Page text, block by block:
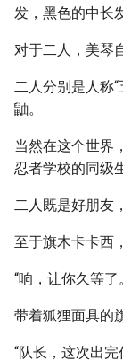
发，黑色的中长
对于二人，美琴
二人分别是人称
鼬。
当然在这个世界
忍者学校的同级
二人既是好朋友
至于旗木卡卡西
“响，让你久等了
带着狐狸面具的
“队长，这次出